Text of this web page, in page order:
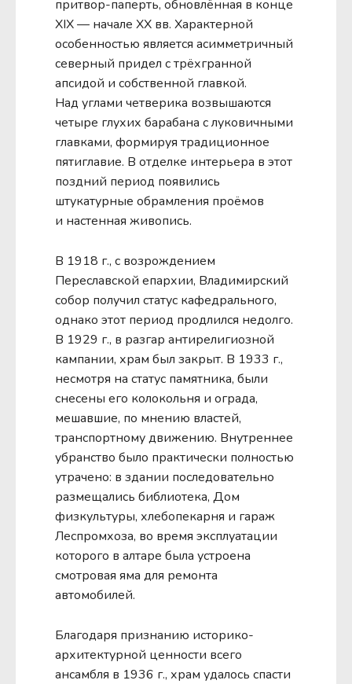
притвор-паперть, обновлённая в конце
XIX — начале XX вв. Характерной
особенностью является асимметричный
северный придел с трёхгранной
апсидой и собственной главкой.
Над углами четверика возвышаются
четыре глухих барабана с луковичными
главками, формируя традиционное
пятиглавие. В отделке интерьера в этот
поздний период появились
штукатурные обрамления проёмов
и настенная живопись.
В 1918 г., с возрождением
Переславской епархии, Владимирский
собор получил статус кафедрального,
однако этот период продлился недолго.
В 1929 г., в разгар антирелигиозной
кампании, храм был закрыт. В 1933 г.,
несмотря на статус памятника, были
снесены его колокольня и ограда,
мешавшие, по мнению властей,
транспортному движению. Внутреннее
убранство было практически полностью
утрачено: в здании последовательно
размещались библиотека, Дом
физкультуры, хлебопекарня и гараж
Леспромхоза, во время эксплуатации
которого в алтаре была устроена
смотровая яма для ремонта
автомобилей.
Благодаря признанию историко-
архитектурной ценности всего
ансамбля в 1936 г., храм удалось спасти